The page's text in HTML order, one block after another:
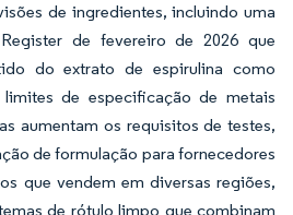
de ingredientes, incluindo uma
de fevereiro de 2026 que
do extrato de espirulina como
de especificação de metais
aumentam os requisitos de testes,
de formulação para fornecedores
que vendem em diversas regiões,
de rótulo limpo que combinam